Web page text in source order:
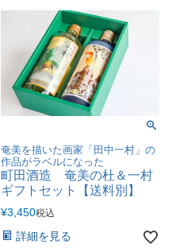
奄美を描いた画家「田中一村」の
作品がラベルになった
町田酒造 奄美の杜＆一村
ギフトセット【送料別】
¥3,450税込
詳細を見る